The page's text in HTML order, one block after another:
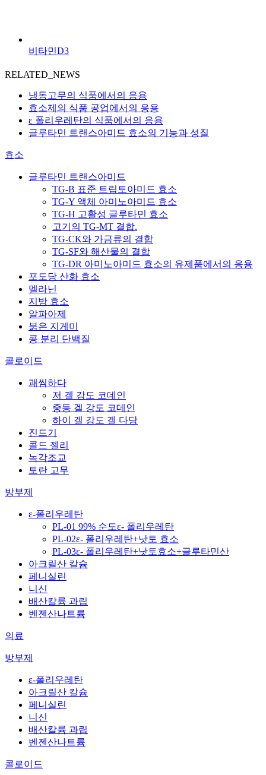
비타민D3
RELATED_NEWS
냉동고무의 식품에서의 응용
효소제의 식품 공업에서의 응용
ε 폴리우레탄의 식품에서의 응용
글루타민 트랜스아미드 효소의 기능과 성질
효소
글루타민 트랜스아미드
TG-B 표준 트립토아미드 효소
TG-Y 액체 아미노아미드 효소
TG-H 고활성 글루타민 효소
고기의 TG-MT 결합.
TG-CK와 가금류의 결합
TG-SF와 해산물의 결합
TG-DR 아미노아미드 효소의 유제품에서의 응용
포도당 산화 효소
멜라닌
지방 효소
알파아제
붉은 지게미
콩 분리 단백질
콜로이드
괘씸하다
저 겔 강도 코데인
중등 겔 강도 코데인
하이 겔 강도 겔 다당
진드기
콜드 젤리
녹각조교
토란 고무
방부제
ε-폴리우레탄
PL-01 99% 순도ε- 폴리우레탄
PL-02ε- 폴리우레탄+낫토 효소
PL-03ε- 폴리우레탄+낫토효소+글루타민산
아크릴산 칼슘
페니실린
니신
배산칼륨 과립
벤젠산나트륨
의료
방부제
ε-폴리우레탄
아크릴산 칼슘
페니실린
니신
배산칼륨 과립
벤젠산나트륨
콜로이드